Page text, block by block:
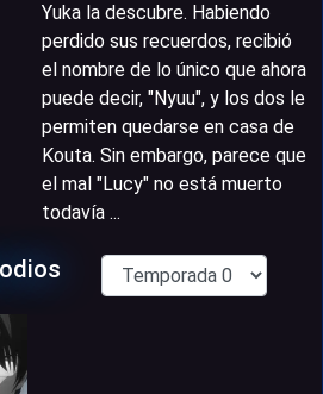
Yuka la descubre. Habiendo
perdido sus recuerdos, recibió
el nombre de lo único que ahora
puede decir, "Nyuu", y los dos le
permiten quedarse en casa de
Kouta. Sin embargo, parece que
el mal "Lucy" no está muerto
todavía ...